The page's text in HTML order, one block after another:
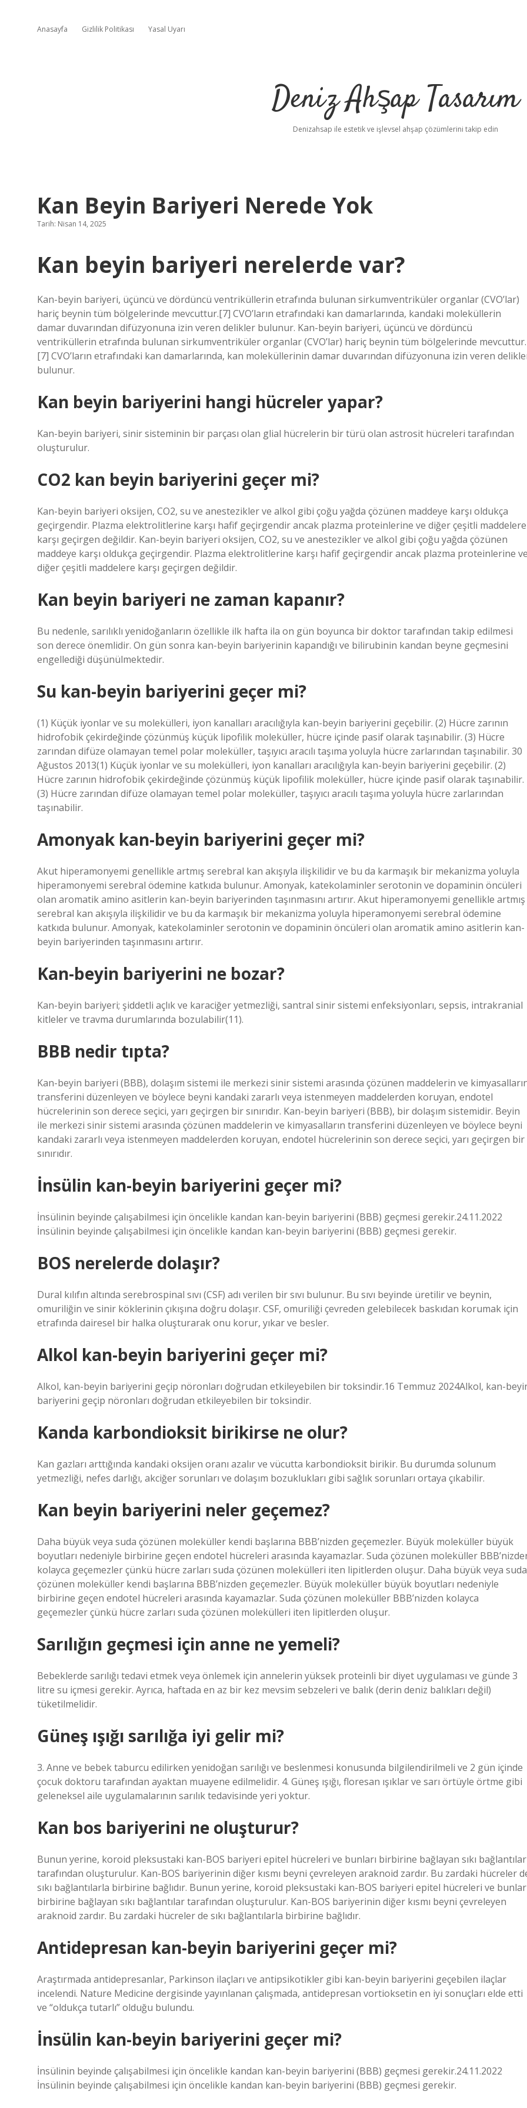
Anasayfa Gizlilik Politikası Yasal Uyarı
Deniz Ahşap Tasarım
Denizahsap ile estetik ve işlevsel ahşap çözümlerini takip edin
Kan Beyin Bariyeri Nerede Yok
Tarih: Nisan 14, 2025
Kan beyin bariyeri nerelerde var?
Kan-beyin bariyeri, üçüncü ve dördüncü ventriküllerin etrafında bulunan sirkumventriküler organlar (CVO’lar)
hariç beynin tüm bölgelerinde mevcuttur.[7] CVO’ların etrafındaki kan damarlarında, kandaki moleküllerin
damar duvarından difüzyonuna izin veren delikler bulunur. Kan-beyin bariyeri, üçüncü ve dördüncü
ventriküllerin etrafında bulunan sirkumventriküler organlar (CVO’lar) hariç beynin tüm bölgelerinde mevcuttur.
[7] CVO’ların etrafındaki kan damarlarında, kan moleküllerinin damar duvarından difüzyonuna izin veren
bulunur.
Kan beyin bariyerini hangi hücreler yapar?
Kan-beyin bariyeri, sinir sisteminin bir parçası olan glial hücrelerin bir türü olan astrosit hücreleri tarafından
oluşturulur.
CO2 kan beyin bariyerini geçer mi?
Kan-beyin bariyeri oksijen, CO2, su ve anestezikler ve alkol gibi çoğu yağda çözünen maddeye karşı oldukça
geçirgendir. Plazma elektrolitlerine karşı hafif geçirgendir ancak plazma proteinlerine ve diğer çeşitli maddelere
karşı geçirgen değildir. Kan-beyin bariyeri oksijen, CO2, su ve anestezikler ve alkol gibi çoğu yağda çözünen
maddeye karşı oldukça geçirgendir. Plazma elektrolitlerine karşı hafif geçirgendir ancak plazma proteinlerine
diğer çeşitli maddelere karşı geçirgen değildir.
Kan beyin bariyeri ne zaman kapanır?
Bu nedenle, sarılıklı yenidoğanların özellikle ilk hafta ila on gün boyunca bir doktor tarafından takip edilmesi
son derece önemlidir. On gün sonra kan-beyin bariyerinin kapandığı ve bilirubinin kandan beyne geçmesini
engellediği düşünülmektedir.
Su kan-beyin bariyerini geçer mi?
(1) Küçük iyonlar ve su molekülleri, iyon kanalları aracılığıyla kan-beyin bariyerini geçebilir. (2) Hücre zarının
hidrofobik çekirdeğinde çözünmüş küçük lipofilik moleküller, hücre içinde pasif olarak taşınabilir. (3) Hücre
zarından difüze olamayan temel polar moleküller, taşıyıcı aracılı taşıma yoluyla hücre zarlarından taşınabilir. 30
Ağustos 2013(1) Küçük iyonlar ve su molekülleri, iyon kanalları aracılığıyla kan-beyin bariyerini geçebilir. (2)
Hücre zarının hidrofobik çekirdeğinde çözünmüş küçük lipofilik moleküller, hücre içinde pasif olarak taşınabilir.
(3) Hücre zarından difüze olamayan temel polar moleküller, taşıyıcı aracılı taşıma yoluyla hücre zarlarından
taşınabilir.
Amonyak kan-beyin bariyerini geçer mi?
Akut hiperamonyemi genellikle artmış serebral kan akışıyla ilişkilidir ve bu da karmaşık bir mekanizma yoluyla
hiperamonyemi serebral ödemine katkıda bulunur. Amonyak, katekolaminler serotonin ve dopaminin öncüleri
olan aromatik amino asitlerin kan-beyin bariyerinden taşınmasını artırır. Akut hiperamonyemi genellikle artmış
serebral kan akışıyla ilişkilidir ve bu da karmaşık bir mekanizma yoluyla hiperamonyemi serebral ödemine
katkıda bulunur. Amonyak, katekolaminler serotonin ve dopaminin öncüleri olan aromatik amino asitlerin kan-
beyin bariyerinden taşınmasını artırır.
Kan-beyin bariyerini ne bozar?
Kan-beyin bariyeri; şiddetli açlık ve karaciğer yetmezliği, santral sinir sistemi enfeksiyonları, sepsis, intrakranial
kitleler ve travma durumlarında bozulabilir(11).
BBB nedir tıpta?
Kan-beyin bariyeri (BBB), dolaşım sistemi ile merkezi sinir sistemi arasında çözünen maddelerin ve
transferini düzenleyen ve böylece beyni kandaki zararlı veya istenmeyen maddelerden koruyan, endotel
hücrelerinin son derece seçici, yarı geçirgen bir sınırıdır. Kan-beyin bariyeri (BBB), bir dolaşım sistemidir. Beyin
ile merkezi sinir sistemi arasında çözünen maddelerin ve kimyasalların transferini düzenleyen ve böylece beyni
kandaki zararlı veya istenmeyen maddelerden koruyan, endotel hücrelerinin son derece seçici, yarı geçirgen bir
sınırıdır.
İnsülin kan-beyin bariyerini geçer mi?
İnsülinin beyinde çalışabilmesi için öncelikle kandan kan-beyin bariyerini (BBB) ​​geçmesi gerekir.24.11.2022
İnsülinin beyinde çalışabilmesi için öncelikle kandan kan-beyin bariyerini (BBB) ​​geçmesi gerekir.
BOS nerelerde dolaşır?
Dural kılıfın altında serebrospinal sıvı (CSF) adı verilen bir sıvı bulunur. Bu sıvı beyinde üretilir ve beynin,
omuriliğin ve sinir köklerinin çıkışına doğru dolaşır. CSF, omuriliği çevreden gelebilecek baskıdan korumak için
etrafında dairesel bir halka oluşturarak onu korur, yıkar ve besler.
Alkol kan-beyin bariyerini geçer mi?
Alkol, kan-beyin bariyerini geçip nöronları doğrudan etkileyebilen bir toksindir.16 Temmuz 2024Alkol, kan-
bariyerini geçip nöronları doğrudan etkileyebilen bir toksindir.
Kanda karbondioksit birikirse ne olur?
Kan gazları arttığında kandaki oksijen oranı azalır ve vücutta karbondioksit birikir. Bu durumda solunum
yetmezliği, nefes darlığı, akciğer sorunları ve dolaşım bozuklukları gibi sağlık sorunları ortaya çıkabilir.
Kan beyin bariyerini neler geçemez?
Daha büyük veya suda çözünen moleküller kendi başlarına BBB’nizden geçemezler. Büyük moleküller büyük
boyutları nedeniyle birbirine geçen endotel hücreleri arasında kayamazlar. Suda çözünen moleküller
kolayca geçemezler çünkü hücre zarları suda çözünen molekülleri iten lipitlerden oluşur. Daha büyük veya suda
çözünen moleküller kendi başlarına BBB’nizden geçemezler. Büyük moleküller büyük boyutları nedeniyle
birbirine geçen endotel hücreleri arasında kayamazlar. Suda çözünen moleküller BBB’nizden kolayca
geçemezler çünkü hücre zarları suda çözünen molekülleri iten lipitlerden oluşur.
Sarılığın geçmesi için anne ne yemeli?
Bebeklerde sarılığı tedavi etmek veya önlemek için annelerin yüksek proteinli bir diyet uygulaması ve günde 3
litre su içmesi gerekir. Ayrıca, haftada en az bir kez mevsim sebzeleri ve balık (derin deniz balıkları değil)
tüketilmelidir.
Güneş ışığı sarılığa iyi gelir mi?
3. Anne ve bebek taburcu edilirken yenidoğan sarılığı ve beslenmesi konusunda bilgilendirilmeli ve 2 gün içinde
çocuk doktoru tarafından ayaktan muayene edilmelidir. 4. Güneş ışığı, floresan ışıklar ve sarı örtüyle örtme gibi
geleneksel aile uygulamalarının sarılık tedavisinde yeri yoktur.
Kan bos bariyerini ne oluşturur?
Bunun yerine, koroid pleksustaki kan-BOS bariyeri epitel hücreleri ve bunları birbirine bağlayan sıkı bağlantılar
tarafından oluşturulur. Kan-BOS bariyerinin diğer kısmı beyni çevreleyen araknoid zardır. Bu zardaki hücreler
sıkı bağlantılarla birbirine bağlıdır. Bunun yerine, koroid pleksustaki kan-BOS bariyeri epitel hücreleri ve
birbirine bağlayan sıkı bağlantılar tarafından oluşturulur. Kan-BOS bariyerinin diğer kısmı beyni çevreleyen
araknoid zardır. Bu zardaki hücreler de sıkı bağlantılarla birbirine bağlıdır.
Antidepresan kan-beyin bariyerini geçer mi?
Araştırmada antidepresanlar, Parkinson ilaçları ve antipsikotikler gibi kan-beyin bariyerini geçebilen ilaçlar
incelendi. Nature Medicine dergisinde yayınlanan çalışmada, antidepresan vortioksetin en iyi sonuçları elde etti
ve “oldukça tutarlı” olduğu bulundu.
İnsülin kan-beyin bariyerini geçer mi?
İnsülinin beyinde çalışabilmesi için öncelikle kandan kan-beyin bariyerini (BBB) ​​geçmesi gerekir.24.11.2022
İnsülinin beyinde çalışabilmesi için öncelikle kandan kan-beyin bariyerini (BBB) ​​geçmesi gerekir.